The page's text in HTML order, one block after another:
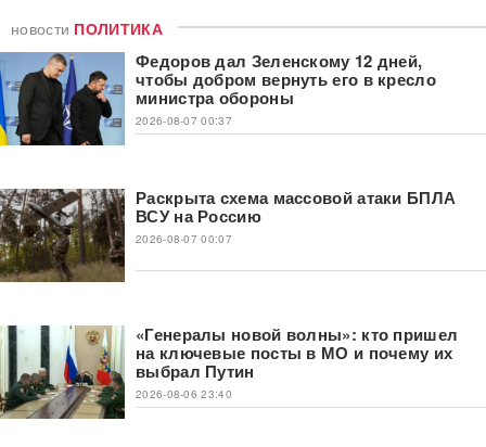
новости ПОЛИТИКА
Федоров дал Зеленскому 12 дней,
чтобы добром вернуть его в кресло
министра обороны
2026-08-07 00:37
Раскрыта схема массовой атаки БПЛА
ВСУ на Россию
2026-08-07 00:07
«Генералы новой волны»: кто пришел
на ключевые посты в МО и почему их
выбрал Путин
2026-08-06 23:40